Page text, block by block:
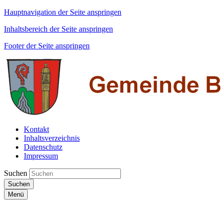
Hauptnavigation der Seite anspringen
Inhaltsbereich der Seite anspringen
Footer der Seite anspringen
Kontakt
Inhaltsverzeichnis
Datenschutz
Impressum
Suchen
Suchen
Menü